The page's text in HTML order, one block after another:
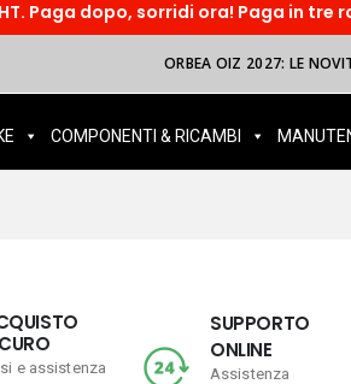
ora! Paga in tre rate o
ORBEA OIZ 2027: LE
COMPONENTI & RICAMBI
e assistenza
SUPPORTO
ONLINE
Assistenza